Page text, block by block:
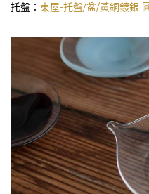
托盤： 東屋-托盤/盆/黃銅鍍銀